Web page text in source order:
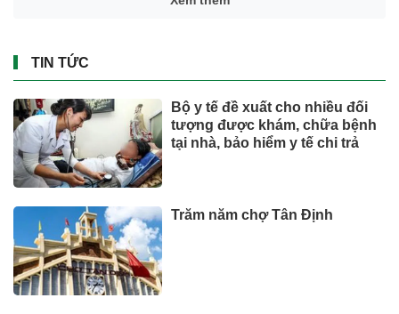
TIN TỨC
Bộ y tế đề xuất cho nhiều đối
tượng được khám, chữa bệnh
tại nhà, bảo hiểm y tế chi trả
Trăm năm chợ Tân Định